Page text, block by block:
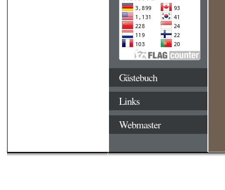
Gästebuch
Links
Webmaster